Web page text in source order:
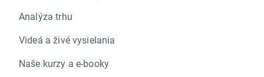
Analýza trhu
Videá a živé vysielania
Naše kurzy a e-booky